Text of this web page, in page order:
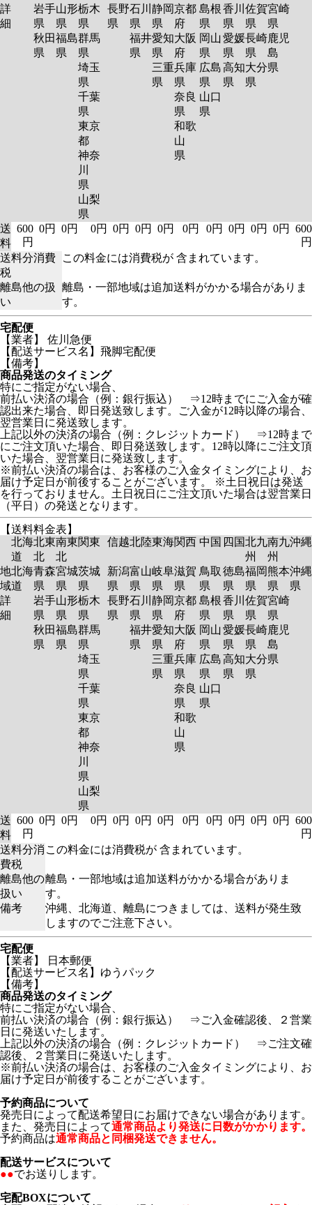
詳
細
岩手
県
秋田
県
山形
県
福島
県
栃木
県
群馬
県
埼玉
県
千葉
県
東京
都
神奈
川
県
山梨
県
長野
県
石川
県
福井
県
静岡
県
愛知
県
三重
県
京都
府
大阪
府
兵庫
県
奈良
県
和歌
山
県
島根
県
岡山
県
広島
県
山口
県
香川
県
愛媛
県
高知
県
佐賀
県
長崎
県
大分
県
宮崎
県
鹿児
島
県
送
料
600
円
0円 0円 0円 0円 0円 0円 0円 0円 0円 0円 0円
600
円
送料分消費
税
この料金には消費税が 含まれています。
離島他の扱
い
離島・一部地域は追加送料がかかる場合がありま
す。
宅配便
【業者】 佐川急便
【配送サービス名】飛脚宅配便
【備考】
商品発送のタイミング
特にご指定がない場合、
前払い決済の場合（例：銀行振込） ⇒12時までにご入金が確
認出来た場合、即日発送致します。ご入金が12時以降の場合、
翌営業日に発送致します。
上記以外の決済の場合（例：クレジットカード） ⇒12時まで
にご注文頂いた場合、即日発送致します。12時以降にご注文頂
いた場合、翌営業日に発送致します。
※前払い決済の場合は、お客様のご入金タイミングにより、お
届け予定日が前後することがございます。 ※土日祝日は発送
を行っておりません。土日祝日にご注文頂いた場合は翌営業日
（平日）の発送となります。
【送料料金表】
北海
道
北東
北
南東
北
関東 信越北陸東海関西 中国 四国北九
州
南九
州
沖縄
地
域
詳
細
北海
道
青森
県
岩手
県
秋田
県
宮城
県
山形
県
福島
県
茨城
県
栃木
県
群馬
県
埼玉
県
千葉
県
東京
都
神奈
川
県
山梨
県
新潟
県
長野
県
富山
県
石川
県
福井
県
岐阜
県
静岡
県
愛知
県
三重
県
滋賀
県
京都
府
大阪
府
兵庫
県
奈良
県
和歌
山
県
鳥取
県
島根
県
岡山
県
広島
県
山口
県
徳島
県
香川
県
愛媛
県
高知
県
福岡
県
佐賀
県
長崎
県
大分
県
熊本
県
宮崎
県
鹿児
島
県
沖縄
県
送
料
600
円
0円 0円 0円 0円 0円 0円 0円 0円 0円 0円 0円
600
円
送料分消
費税
この料金には消費税が 含まれています。
離島他の
扱い
離島・一部地域は追加送料がかかる場合がありま
す。
備考
沖縄、北海道、離島につきましては、送料が発生致
しますのでご注意下さい。
宅配便
【業者】 日本郵便
【配送サービス名】ゆうパック
【備考】
商品発送のタイミング
特にご指定がない場合、
前払い決済の場合（例：銀行振込） ⇒ご入金確認後、２営業
日に発送いたします。
上記以外の決済の場合（例：クレジットカード） ⇒ご注文確
認後、２営業日に発送いたします。
※前払い決済の場合は、お客様のご入金タイミングにより、お
届け予定日が前後することがございます。
予約商品について
発売日によって配送希望日にお届けできない場合があります。
また、発売日によって通常商品より発送に日数がかかります。
予約商品は通常商品と同梱発送できません。
配送サービスについて
●●でお送りします。
宅配BOXについて